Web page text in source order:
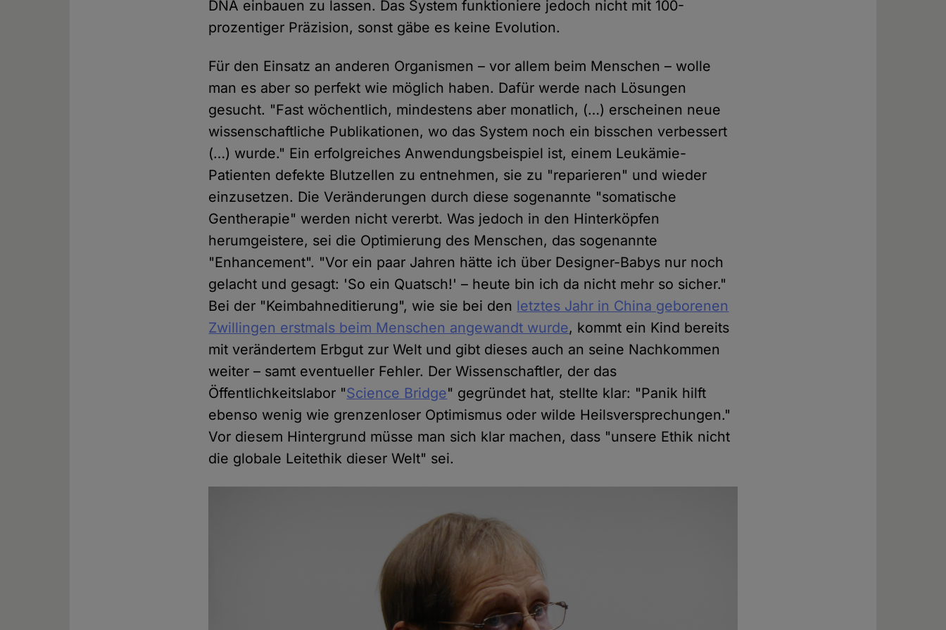
DNA einbauen zu lassen. Das System funktioniere jedoch nicht mit 100-
prozentiger Präzision, sonst gäbe es keine Evolution.
Für den Einsatz an anderen Organismen – vor allem beim Menschen – wolle
man es aber so perfekt wie möglich haben. Dafür werde nach Lösungen
gesucht. "Fast wöchentlich, mindestens aber monatlich, (…) erscheinen neue
wissenschaftliche Publikationen, wo das System noch ein bisschen verbessert
(…) wurde." Ein erfolgreiches Anwendungsbeispiel ist, einem Leukämie-
Patienten defekte Blutzellen zu entnehmen, sie zu "reparieren" und wieder
einzusetzen. Die Veränderungen durch diese sogenannte "somatische
Gentherapie" werden nicht vererbt. Was jedoch in den Hinterköpfen
herumgeistere, sei die Optimierung des Menschen, das sogenannte
"Enhancement". "Vor ein paar Jahren hätte ich über Designer-Babys nur noch
gelacht und gesagt: 'So ein Quatsch!' – heute bin ich da nicht mehr so sicher."
Bei der "Keimbahneditierung", wie sie bei den letztes Jahr in China geborenen
Zwillingen erstmals beim Menschen angewandt wurde, kommt ein Kind bereits
mit verändertem Erbgut zur Welt und gibt dieses auch an seine Nachkommen
weiter – samt eventueller Fehler. Der Wissenschaftler, der das
Öffentlichkeitslabor "Science Bridge" gegründet hat, stellte klar: "Panik hilft
ebenso wenig wie grenzenloser Optimismus oder wilde Heilsversprechungen."
Vor diesem Hintergrund müsse man sich klar machen, dass "unsere Ethik nicht
die globale Leitethik dieser Welt" sei.